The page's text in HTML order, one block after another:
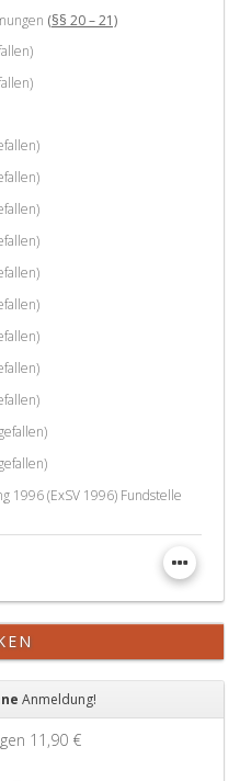
(§§ 20 – 21)
1996 (ExSV 1996) Fundstelle
Anmeldung!
11,90 €